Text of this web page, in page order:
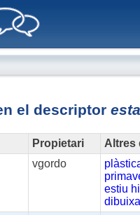
el descriptor
Propietari
Altres
vgordo
estiu